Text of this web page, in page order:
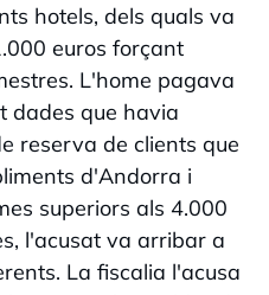
hotels, dels quals va
euros forçant
L'home pagava
dades que havia
reserva de clients que
d'Andorra i
superiors als 4.000
l'acusat va arribar a
La fiscalia l'acusa